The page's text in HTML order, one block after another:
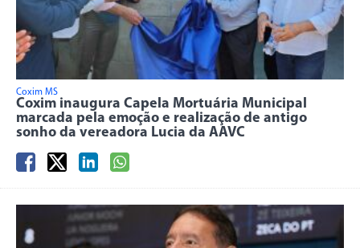
Coxim MS
Coxim inaugura Capela Mortuária Municipal
marcada pela emoção e realização de antigo
sonho da vereadora Lucia da AAVC